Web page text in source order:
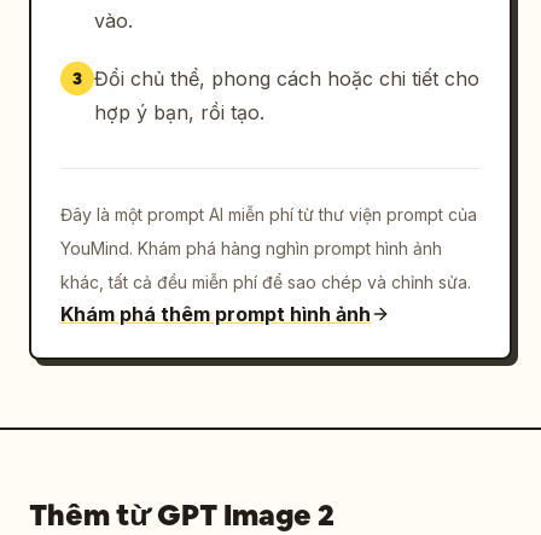
vào.
3 Đổi chủ thể, phong cách hoặc chi tiết cho
hợp ý bạn, rồi tạo.
Đây là một prompt AI miễn phí từ thư viện prompt của
YouMind. Khám phá hàng nghìn prompt hình ảnh
khác, tất cả đều miễn phí để sao chép và chỉnh sửa.
Khám phá thêm prompt hình ảnh
Thêm từ GPT Image 2